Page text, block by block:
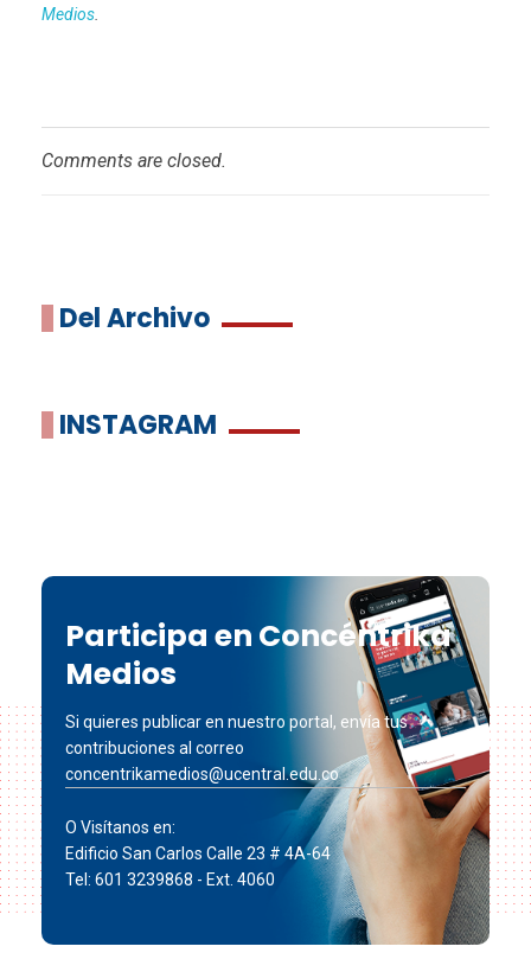
Medios
Comments are closed.
Del Archivo
INSTAGRAM
Participa en Concéntrika
Medios
Si quieres publicar en nuestro portal, envía tus
contribuciones al correo
concentrikamedios@ucentral.edu.co
O Visítanos en:
Edificio San Carlos Calle 23 # 4A-64
Tel: 601 3239868 - Ext. 4060